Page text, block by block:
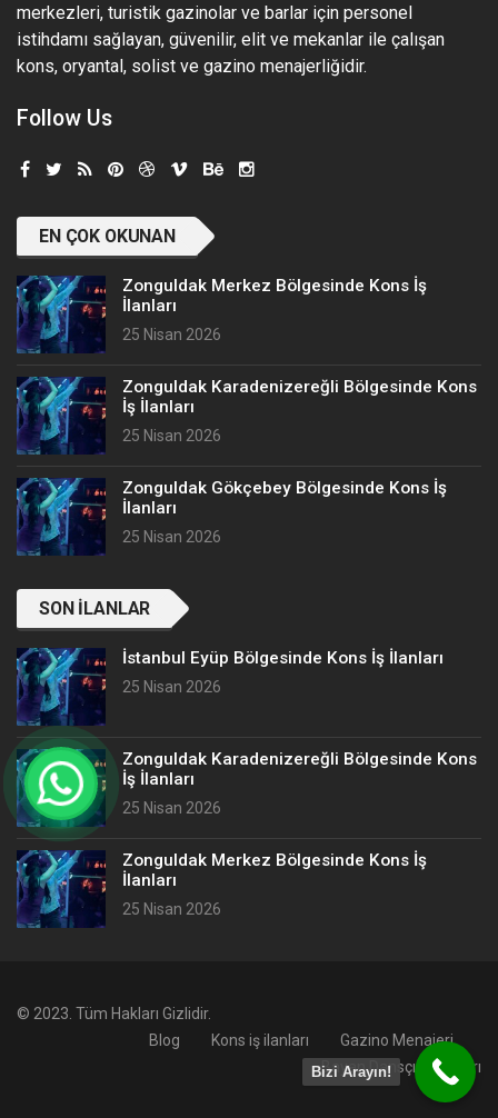
merkezleri, turistik gazinolar ve barlar için personel
istihdamı sağlayan, güvenilir, elit ve mekanlar ile çalışan
kons, oryantal, solist ve gazino menajerliğidir.
Follow Us
EN ÇOK OKUNAN
Zonguldak Merkez Bölgesinde Kons İş
İlanları
25 Nisan 2026
Zonguldak Karadenizereğli Bölgesinde Kons
İş İlanları
25 Nisan 2026
Zonguldak Gökçebey Bölgesinde Kons İş
İlanları
25 Nisan 2026
SON İLANLAR
İstanbul Eyüp Bölgesinde Kons İş İlanları
25 Nisan 2026
Zonguldak Karadenizereğli Bölgesinde Kons
İş İlanları
25 Nisan 2026
Zonguldak Merkez Bölgesinde Kons İş
İlanları
25 Nisan 2026
© 2023. Tüm Hakları Gizlidir.
Blog
Kons iş ilanları
Gazino Menajeri
Bayan Dansçı İş İlanları
Bizi Arayın!